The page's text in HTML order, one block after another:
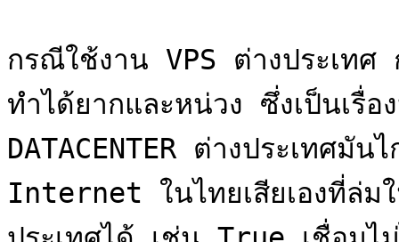
กรณีใช้งาน VPS ต่างประเทศ
ทำได้ยากและหน่วง ซึ่งเป็นเรื่อ
DATACENTER ต่างประเทศมั
Internet ในไทยเสียเองที่ล่มใ